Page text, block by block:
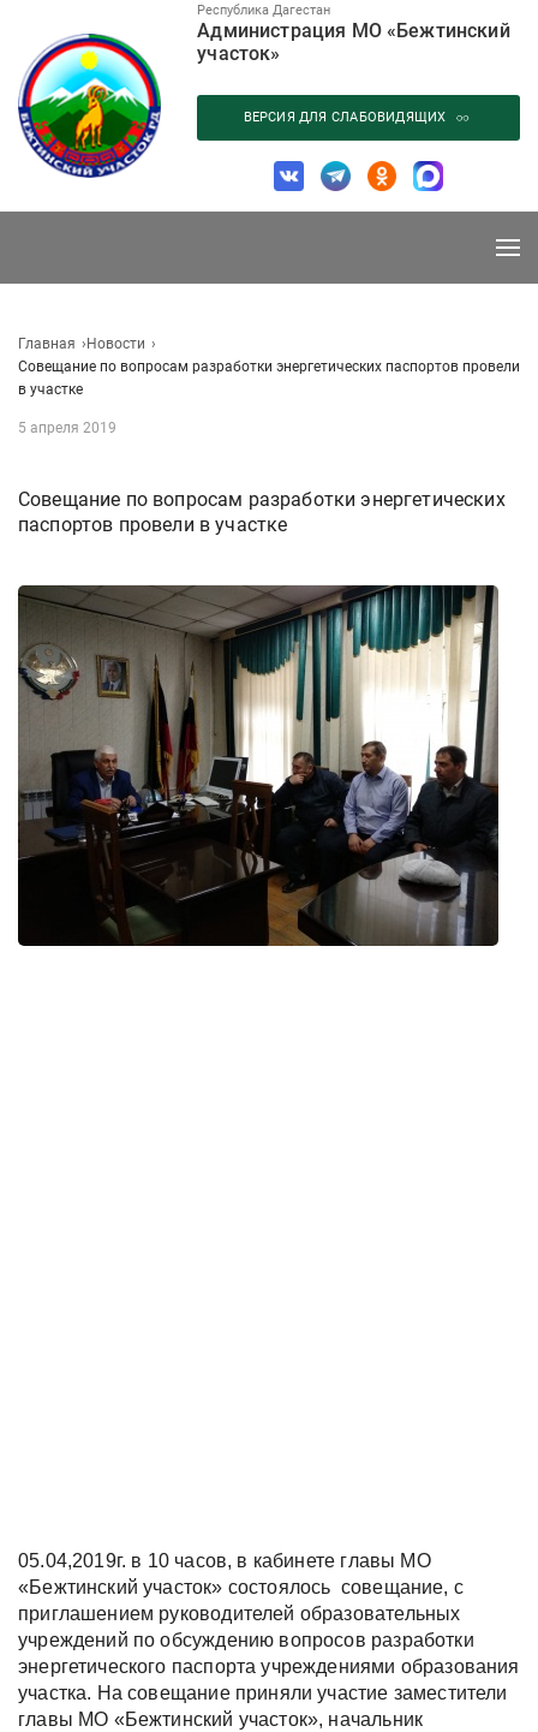
содержанию
Республика Дагестан
Администрация МО «Бежтинский
участок»
ВЕРСИЯ ДЛЯ СЛАБОВИДЯЩИХ
Главная
Новости
Совещание по вопросам разработки энергетических паспортов провели
в участке
5 апреля 2019
Совещание по вопросам разработки энергетических
паспортов провели в участке
05.04,2019г. в 10 часов, в кабинете главы МО
«Бежтинский участок» состоялось совещание, с
приглашением руководителей образовательных
учреждений по обсуждению вопросов разработки
энергетического паспорта учреждениями образования
участка. На совещание приняли участие заместители
главы МО «Бежтинский участок», начальник